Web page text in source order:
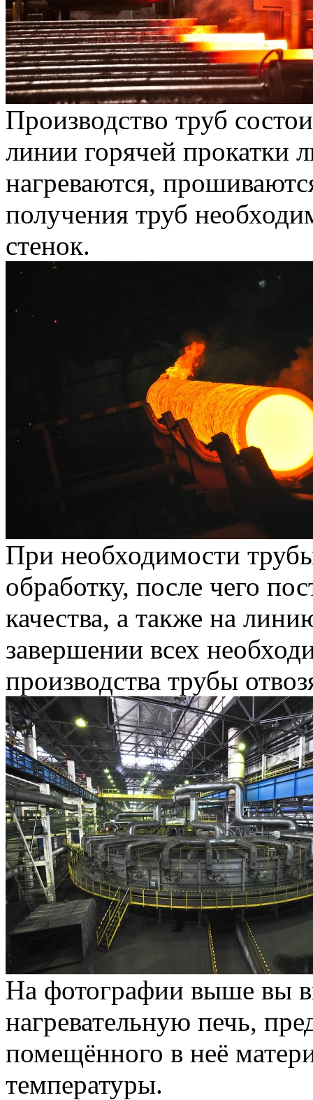
Производство труб
линии горячей прокатки
нагреваются,
получения труб
стенок.
При необходимости
обработку, после чего
качества, а также на
завершении всех
производства трубы
На фотографии выше вы
нагревательную печь,
помещённого в неё
температуры.